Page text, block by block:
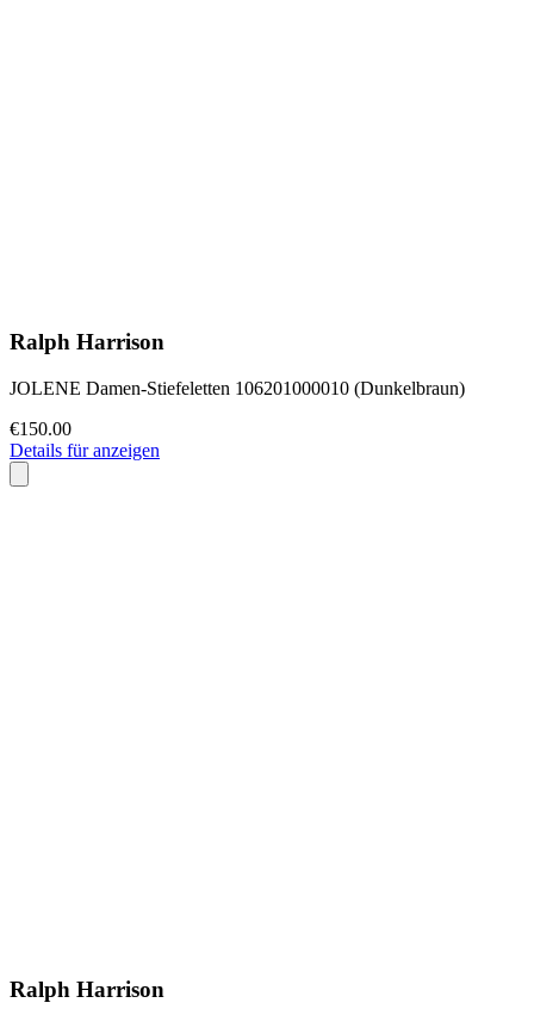
Ralph Harrison
JOLENE Damen-Stiefeletten 106201000010 (Dunkelbraun)
€150.00
Details für anzeigen
Ralph Harrison